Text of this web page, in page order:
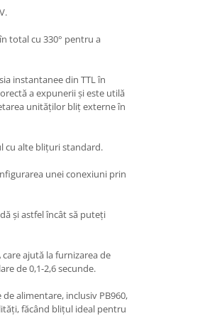
total cu 330° pentru a
instantanee din TTL în
a expunerii și este utilă
unităților bliț externe în
cu alte blițuri standard.
unei conexiuni prin
și astfel încât să puteți
ajută la furnizarea de
de 0,1-2,6 secunde.
alimentare, inclusiv PB960,
făcând blițul ideal pentru